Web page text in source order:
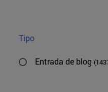
Tipo
Entrada de blog